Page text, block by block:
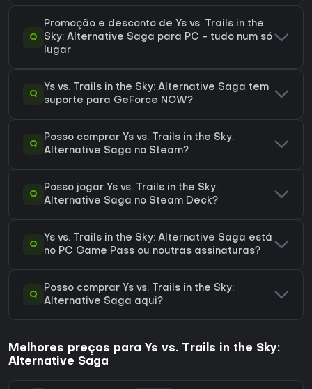
Q
Promoção e desconto de Ys vs. Trails in the
Sky: Alternative Saga para PC - tudo num só
lugar
Q
Ys vs. Trails in the Sky: Alternative Saga tem
suporte para GeForce NOW?
Q
Posso comprar Ys vs. Trails in the Sky:
Alternative Saga no Steam?
Q
Posso jogar Ys vs. Trails in the Sky:
Alternative Saga no Steam Deck?
Q
Ys vs. Trails in the Sky: Alternative Saga está
no PC Game Pass ou noutras assinaturas?
Q
Posso comprar Ys vs. Trails in the Sky:
Alternative Saga aqui?
Melhores preços para Ys vs. Trails in the Sky:
Alternative Saga